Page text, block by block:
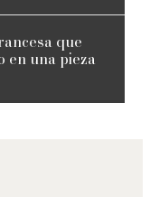
que
en una pieza